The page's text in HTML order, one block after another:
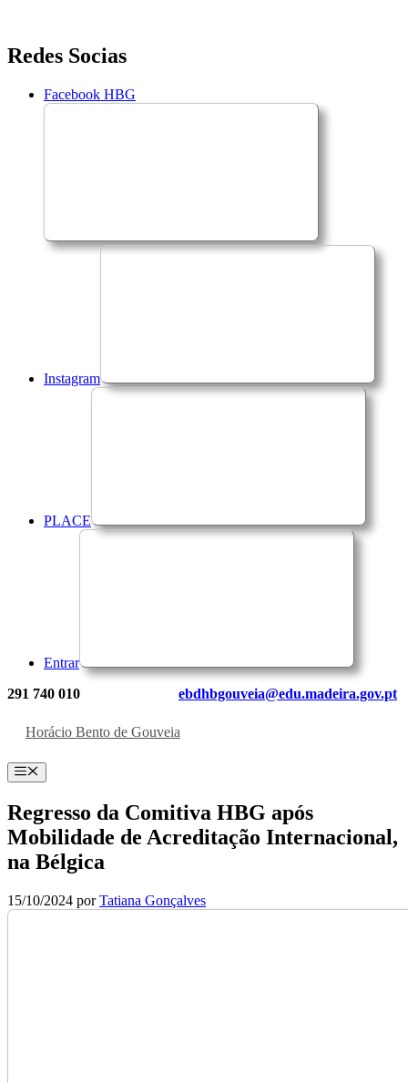
Saltar
para
conteúdo
Redes Socias
Facebook HBG
Instagram
PLACE
Entrar
291 740 010 ebdhbgouveia@edu.madeira.gov.pt
Horácio Bento de Gouveia
Menu
Regresso da Comitiva HBG após
Mobilidade de Acreditação Internacional,
na Bélgica
15/10/2024 porTatiana Gonçalves